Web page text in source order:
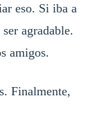
eso. Si iba a
agradable.
amigos.
Finalmente,